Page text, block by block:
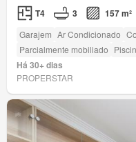
T4 3 157 m²
Garajem Ar Condicionado
Parcialmente mobiliado
Há 30+ dias
PROPERSTAR